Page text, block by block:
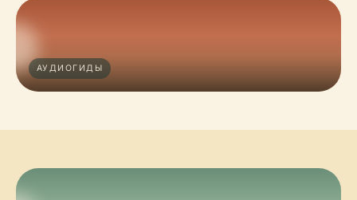
АУДИОГИДЫ